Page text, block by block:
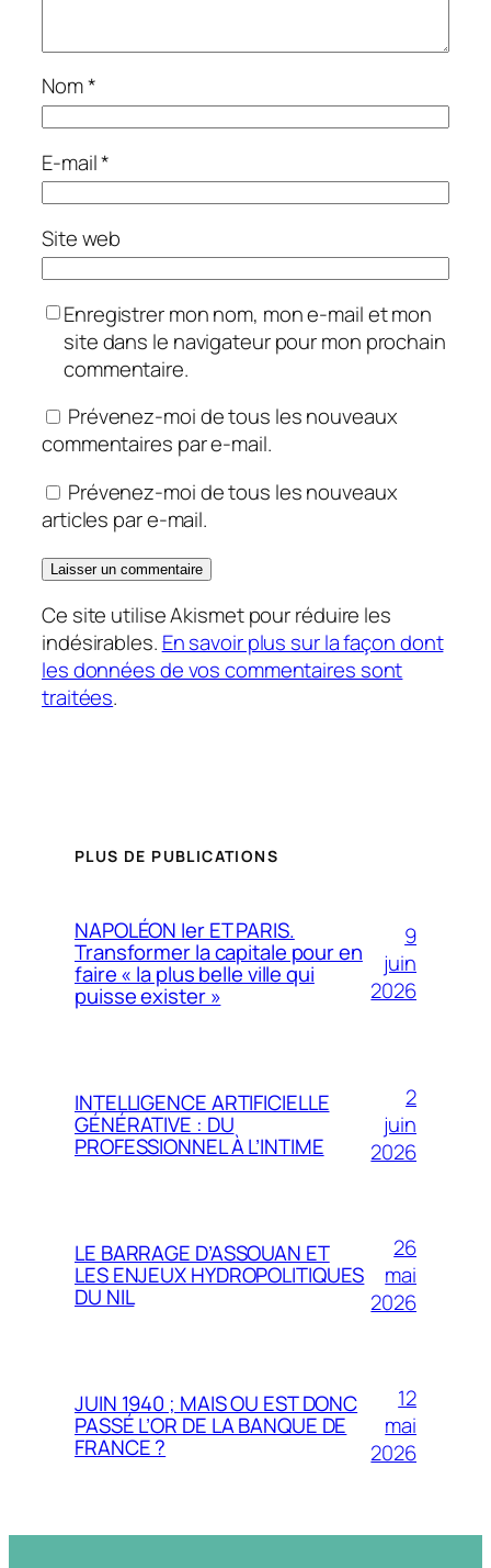
Nom*
E-mail*
Site web
Enregistrer mon nom, mon e-mail et mon
site dans le navigateur pour mon prochain
commentaire.
Prévenez-moi de tous les nouveaux
commentaires par e-mail.
Prévenez-moi de tous les nouveaux
articles par e-mail.
Ce site utilise Akismet pour réduire les
indésirables. En savoir plus sur la façon dont
les données de vos commentaires sont
traitées.
PLUS DE PUBLICATIONS
NAPOLÉON Ier ET PARIS.
Transformer la capitale pour en
faire « la plus belle ville qui
puisse exister »
9
juin
2026
INTELLIGENCE ARTIFICIELLE
GÉNÉRATIVE : DU
PROFESSIONNEL À L’INTIME
2
juin
2026
LE BARRAGE D’ASSOUAN ET
LES ENJEUX HYDROPOLITIQUES
DU NIL
26
mai
2026
JUIN 1940 ; MAIS OU EST DONC
PASSÉ L’OR DE LA BANQUE DE
FRANCE ?
12
mai
2026